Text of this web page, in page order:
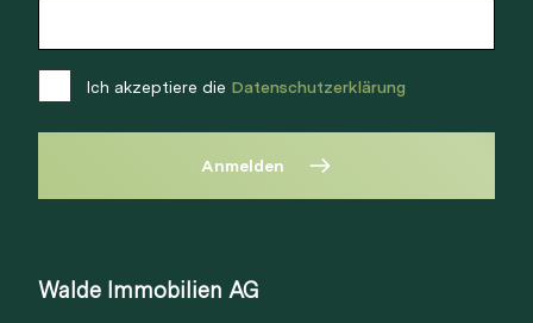
erstellen.
Walde Immobilien AG
Ich akzeptiere die Datenschutzerklärung
Anmelden
Via Link